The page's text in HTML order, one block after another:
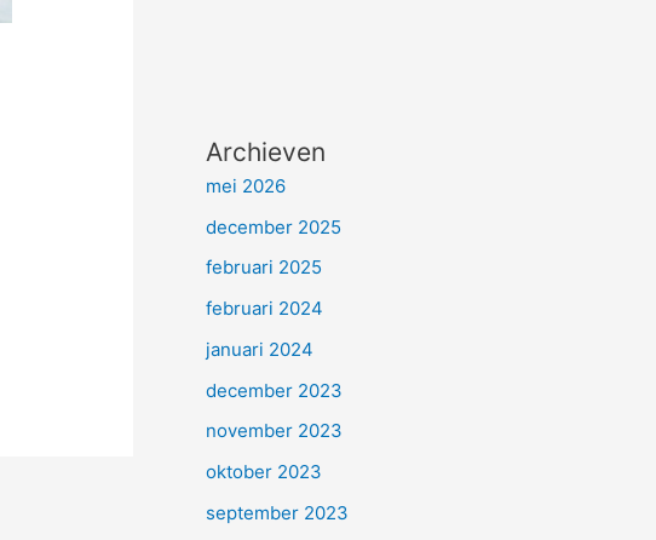
Archieven
mei 2026
december 2025
februari 2025
februari 2024
januari 2024
december 2023
november 2023
oktober 2023
september 2023